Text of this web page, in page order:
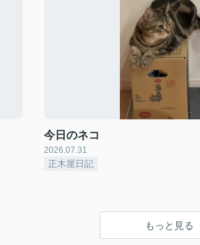
今日のネコ
2026.07.31
正木屋日記
もっと見る